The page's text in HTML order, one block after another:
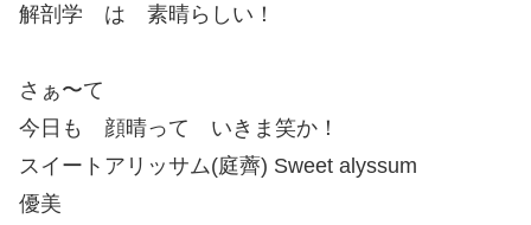
解剖学 は 素晴らしい！
さぁ〜て
今日も 顔晴って いきま笑か！
スイートアリッサム(庭薺) Sweet alyssum
優美